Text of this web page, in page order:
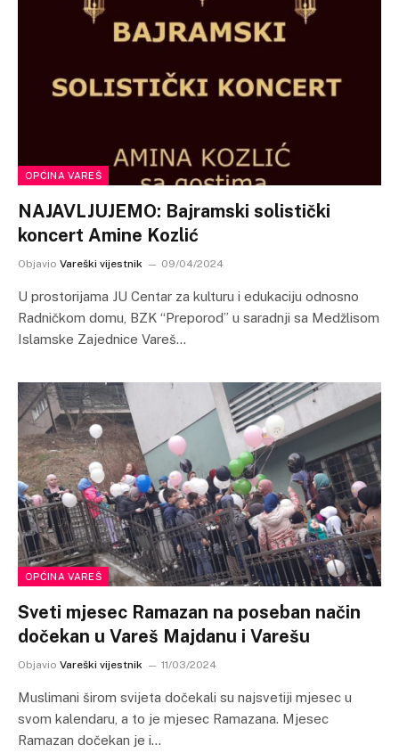
OPĆINA VAREŠ
NAJAVLJUJEMO: Bajramski solistički
koncert Amine Kozlić
Objavio Vareški vijestnik 09/04/2024
U prostorijama JU Centar za kulturu i edukaciju odnosno
Radničkom domu, BZK “Preporod” u saradnji sa Medžlisom
Islamske Zajednice Vareš…
OPĆINA VAREŠ
Sveti mjesec Ramazan na poseban način
dočekan u Vareš Majdanu i Varešu
Objavio Vareški vijestnik 11/03/2024
Muslimani širom svijeta dočekali su najsvetiji mjesec u
svom kalendaru, a to je mjesec Ramazana. Mjesec
Ramazan dočekan je i…